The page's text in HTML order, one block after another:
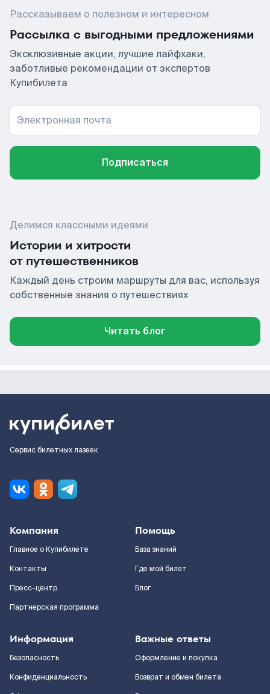
Рассказываем о полезном и интересном
Рассылка с выгодными предложениями
Эксклюзивные акции, лучшие лайфхаки,
заботливые рекомендации от экспертов
Купибилета
Электронная почта
Подписаться
Делимся классными идеями
Истории и хитрости
от путешественников
Каждый день строим маршруты для вас, используя
собственные знания о путешествиях
Читать блог
Сервис билетных лазеек
Компания
Главное о Купибилете
Контакты
Пресс-центр
Партнерская программа
Помощь
База знаний
Где мой билет
Блог
Информация
Безопасность
Конфиденциальность
Важные ответы
Оформление и покупка
Возврат и обмен билета